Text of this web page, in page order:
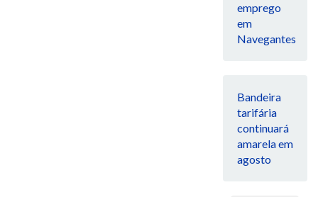
emprego
em
Navegantes
Bandeira
tarifária
continuará
amarela em
agosto